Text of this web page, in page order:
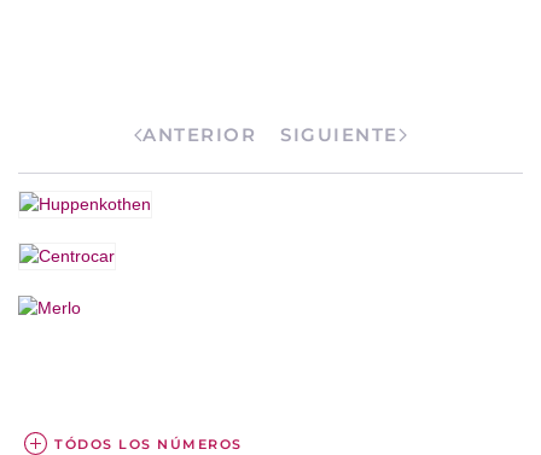
ANTERIOR SIGUIENTE
TÓDOS LOS NÚMEROS